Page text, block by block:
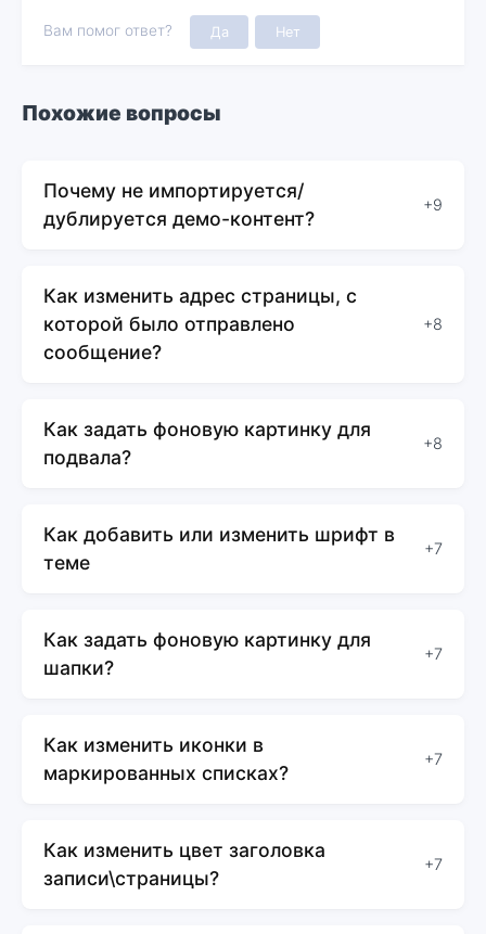
Вам помог ответ? Да Нет
Похожие вопросы
Почему не импортируется/
дублируется демо-контент?
+9
Как изменить адрес страницы, с
которой было отправлено
сообщение?
+8
Как задать фоновую картинку для
подвала?
+8
Как добавить или изменить шрифт в
теме
+7
Как задать фоновую картинку для
шапки?
+7
Как изменить иконки в
маркированных списках?
+7
Как изменить цвет заголовка
записи\страницы?
+7